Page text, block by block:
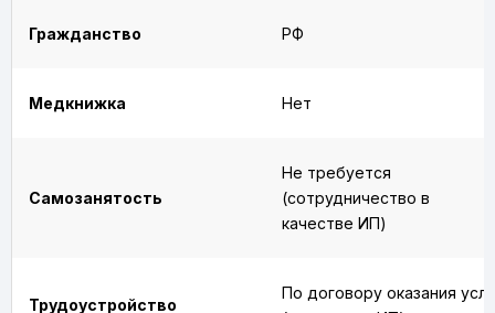
Гражданство РФ
Медкнижка Нет
Самозанятость
Не требуется
(сотрудничество в
качестве ИП)
Трудоустройство
По договору оказания